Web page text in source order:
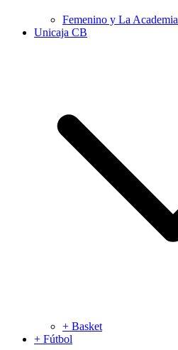
Femenino y La Academia
Unicaja CB
+ Basket
+ Fútbol